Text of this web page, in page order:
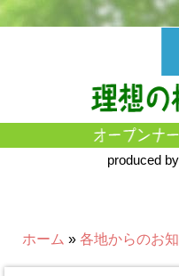
produced by
ホーム » 各地からのお